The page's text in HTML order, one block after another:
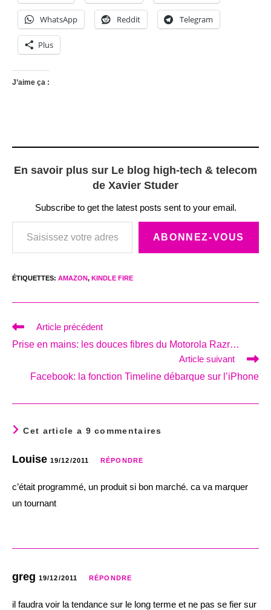
WhatsApp Reddit Telegram
Plus
J’aime ça :
En savoir plus sur Le blog high-tech & telecom
de Xavier Studer
Subscribe to get the latest posts sent to your email.
Saisissez votre adresse e-mail…
ABONNEZ-VOUS
ÉTIQUETTES: AMAZON, KINDLE FIRE
Read
articles
Article précédent
Prise en mains: les douces fibres du Motorola Razr…
Article suivant
Facebook: la fonction Timeline débarque sur l’iPhone
Cet article a 9 commentaires
Louise 19/12/2011 RÉPONDRE
c’était programmé, un produit si bon marché. ca va marquer
un tournant
greg 19/12/2011 RÉPONDRE
il faudra voir la tendance sur le long terme et ne pas se fier sur